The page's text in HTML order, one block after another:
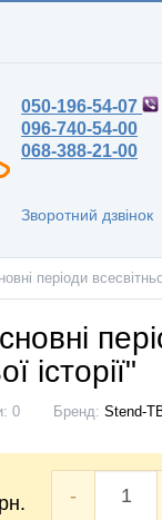
050-196-54-07
096-740-54-00
068-388-21-00
Зворотний дзвінок
періоди
історії"
0 Бренд: Stend-
-